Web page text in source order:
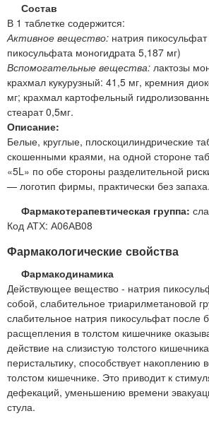
Состав
В 1 таблетке содержится:
Активное вещество: натрия
пикосульфата моногидрата 5,187 мг)
Вспомогательные вещества: лактозы
крахмал кукурузный: 41,5 мг, кремния
мг; крахмал картофельный
стеарат 0,5мг.
Описание:
Белые, круглые, плоскоцилиндрические
скошенными краями, на одной стороне
«5L» по обе стороны разделительной
— логотип фирмы, практически без запаха.
Фармакотерапевтическая группа:
Код АТХ: А06АВ08
Фармакологические свойства
Фармакодинамика
Действующее вещество - натрия
собой, слабительное триарилметановой
слабительное натрия пикосульфат после
расщепления в толстом кишечнике
действие на слизистую толстого
перистальтику, способствует накоплению
толстом кишечнике. Это приводит к
дефекаций, уменьшению времени
стула.